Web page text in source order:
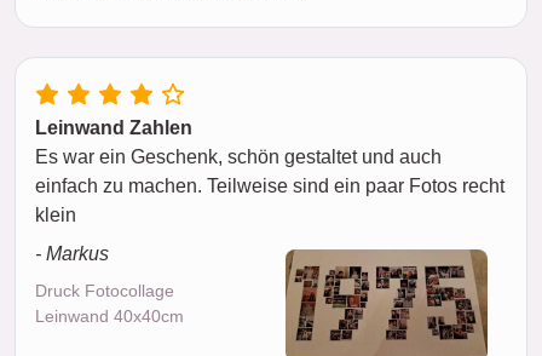
Leinwand Zahlen
Es war ein Geschenk, schön gestaltet und auch
einfach zu machen. Teilweise sind ein paar Fotos recht
klein
- Markus
Druck Fotocollage
Leinwand 40x40cm